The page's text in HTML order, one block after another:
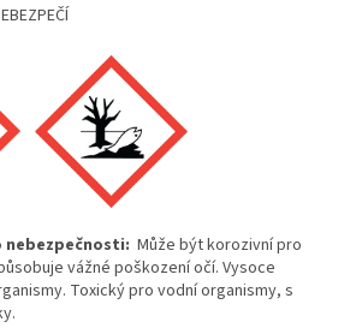
Může být korozivní pro
vážné poškození očí. Vysoce
Toxický pro vodní organismy, s